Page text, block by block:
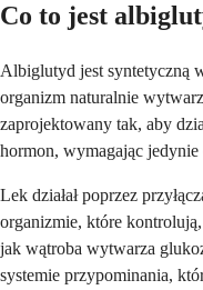
Co to jest
Albiglutyd jest syntetyczną
organizm naturalnie
zaprojektowany tak, aby
hormon, wymagając
Lek działał poprzez
organizmie, które
jak wątroba wytwarza
systemie przypominania,